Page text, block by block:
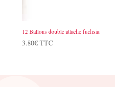
12 Ballons double attache fuchsia
3.80€ TTC